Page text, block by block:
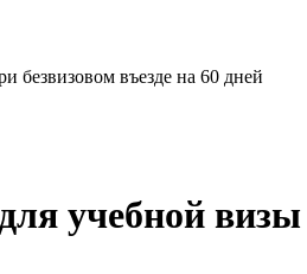
безвизовом въезде на 60 дней
учебной визы